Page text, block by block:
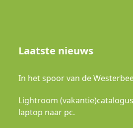
Laatste nieuws
In het spoor van de
Lightroom
laptop naar pc.